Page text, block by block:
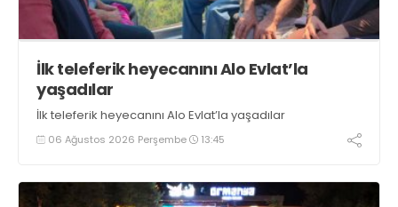
İlk teleferik heyecanını Alo Evlat’la
yaşadılar
İlk teleferik heyecanını Alo Evlat’la yaşadılar
06 Ağustos 2026 Perşembe 13:45